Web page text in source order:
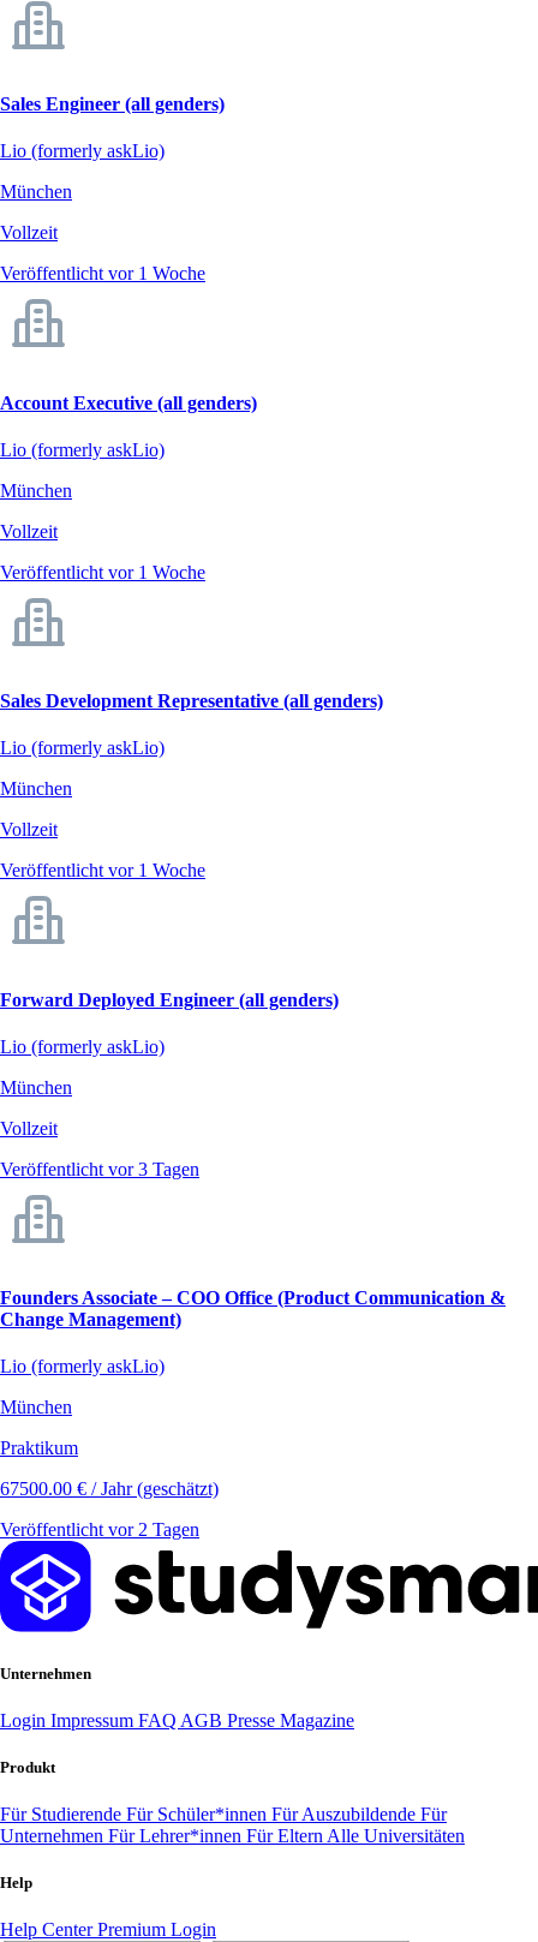
Sales Engineer (all genders)
Lio (formerly askLio)
München
Vollzeit
Veröffentlicht vor 1 Woche
Account Executive (all genders)
Lio (formerly askLio)
München
Vollzeit
Veröffentlicht vor 1 Woche
Sales Development Representative (all genders)
Lio (formerly askLio)
München
Vollzeit
Veröffentlicht vor 1 Woche
Forward Deployed Engineer (all genders)
Lio (formerly askLio)
München
Vollzeit
Veröffentlicht vor 3 Tagen
Founders Associate – COO Office (Product Communication &
Change Management)
Lio (formerly askLio)
München
Praktikum
67500.00 € / Jahr (geschätzt)
Veröffentlicht vor 2 Tagen
Unternehmen
Login Impressum FAQ AGB Presse Magazine
Produkt
Für Studierende Für Schüler*innen Für Auszubildende Für
Unternehmen Für Lehrer*innen Für Eltern Alle Universitäten
Help
Help CenterPremium Login